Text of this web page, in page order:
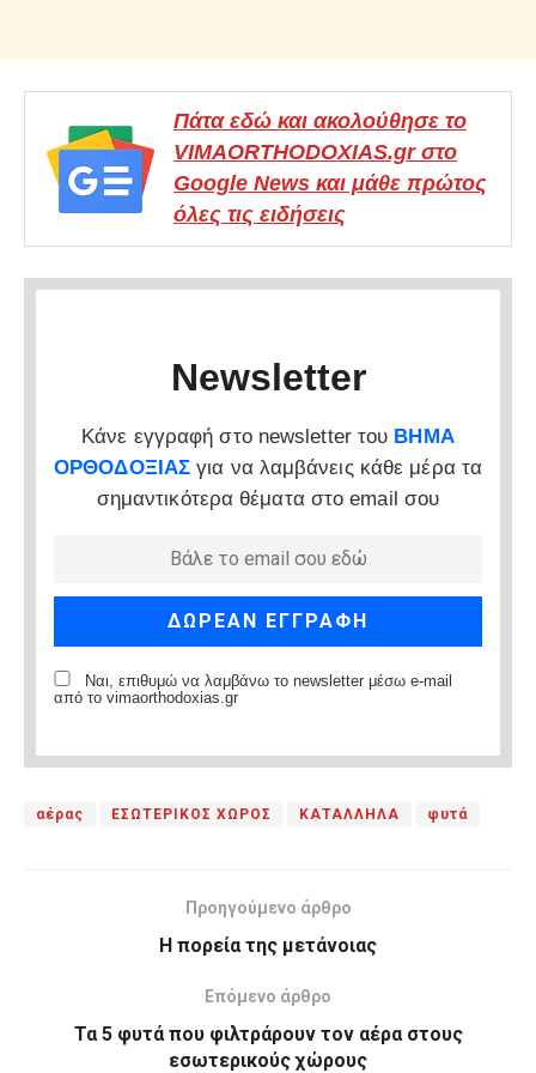
Πάτα εδώ και ακολούθησε το
VIMAORTHODOXIAS.gr στο
Google News και μάθε πρώτος
όλες τις ειδήσεις
Newsletter
Κάνε εγγραφή στο newsletter του ΒΗΜΑ
ΟΡΘΟΔΟΞΙΑΣ για να λαμβάνεις κάθε μέρα τα
σημαντικότερα θέματα στο email σου
Ναι, επιθυμώ να λαμβάνω το newsletter μέσω e-mail
από το vimaorthodoxias.gr
αέρας ΕΣΩΤΕΡΙΚΟΣ ΧΩΡΟΣ ΚΑΤΑΛΛΗΛΑ φυτά
Προηγούμενο άρθρο
Η πορεία της μετάνοιας
Επόμενο άρθρο
Τα 5 φυτά που φιλτράρουν τον αέρα στους
εσωτερικούς χώρους